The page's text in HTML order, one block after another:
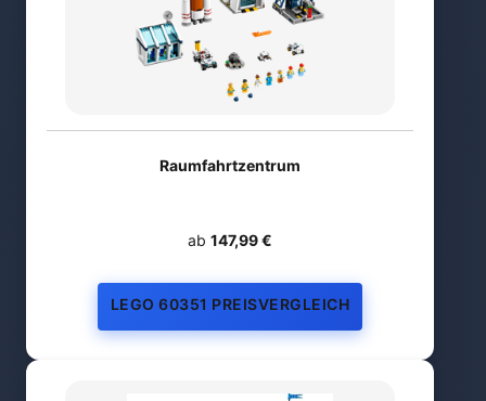
Raumfahrtzentrum
ab 147,99 €
LEGO 60351 PREISVERGLEICH